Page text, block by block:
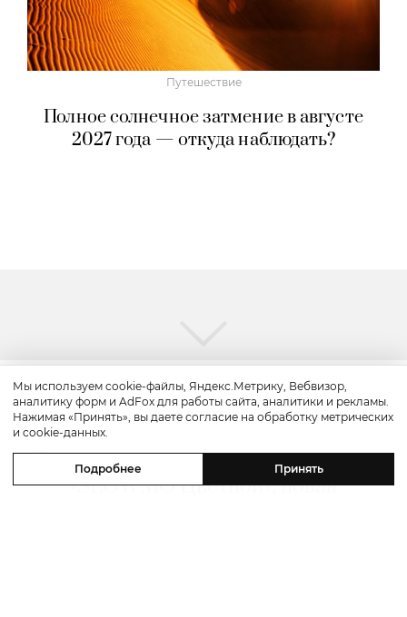
Путешествие
Полное солнечное затмение в августе
2027 года — откуда наблюдать?
Красота
Бьюти-уикенд: летнее предложение
«SLOWMO Цветной», новая
Мы используем cookie-файлы, Яндекс.Метрику, Вебвизор,
аналитику форм и AdFox для работы сайта, аналитики и рекламы.
Нажимая «Принять», вы даете согласие на обработку метрических
и cookie-данных.
Подробнее Принять